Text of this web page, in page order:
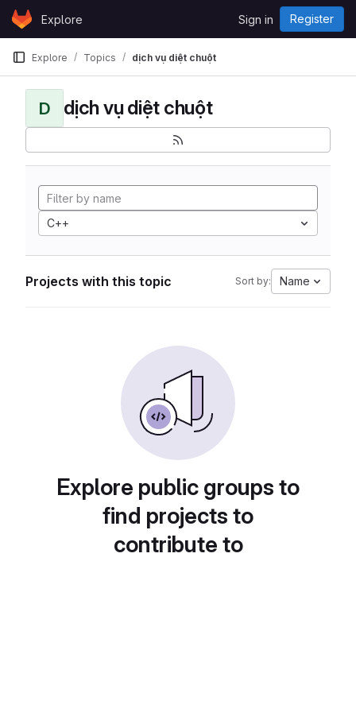
Skip to content
GitLabExplore Sign in Register
Explore Topics dịch vụ diệt chuột
D dịch vụ diệt chuột
C++
Projects with this topic Sort by: Name
Explore public groups to
find projects to
contribute to